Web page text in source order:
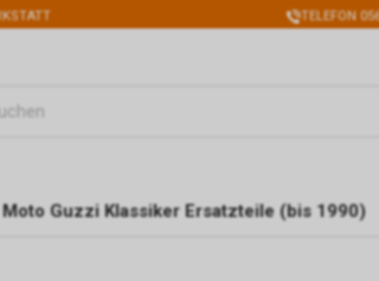
TELEFON
Moto Guzzi Klassiker Ersatzteile (bis 1990)